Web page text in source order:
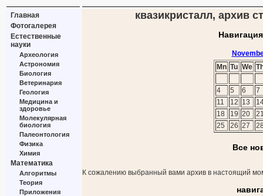
Главная
Фотогалерея
Естественные
науки
Археология
Астрономия
Биология
Ветеринария
Геология
Медицина и
здоровье
Молекулярная
биология
Палеонтология
Физика
Химия
Математика
Алгоритмы
Теория
Приложения
квазикристалл, архив
Mn Tu We
4 5 6
7
11
12 13
18
19 20
25
26 27
Все
К сожалению выбранный вами архив в настоящий